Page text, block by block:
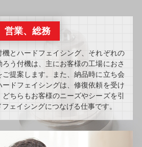
営業、総務
とハードフェイシング、それぞれの
う付機は、主にお客様の工場におさ
提案します。また、納品時に立ち会
ドフェイシングは、修復依頼を受け
ちらもお客様のニーズやシーズを引
ェイシングにつなげる仕事です。